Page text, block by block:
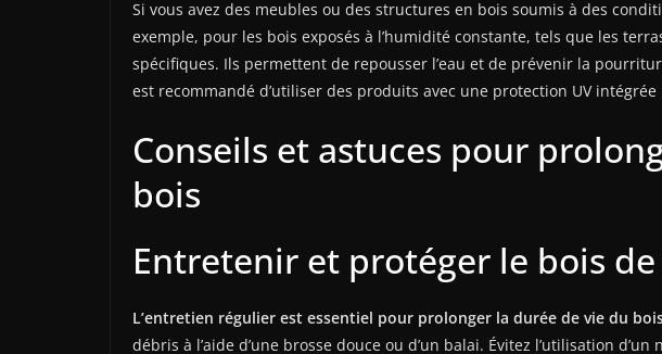
Si vous avez des meubles ou des structures en bois soumis à des
exemple, pour les bois exposés à l’humidité constante, tels que les
spécifiques. Ils permettent de repousser l’eau et de prévenir la
est recommandé d’utiliser des produits avec une protection UV
Conseils et astuces pour
bois
Entretenir et protéger le bois
L’entretien régulier est essentiel pour prolonger la durée de vie du
débris à l’aide d’une brosse douce ou d’un balai. Évitez l’utilisation